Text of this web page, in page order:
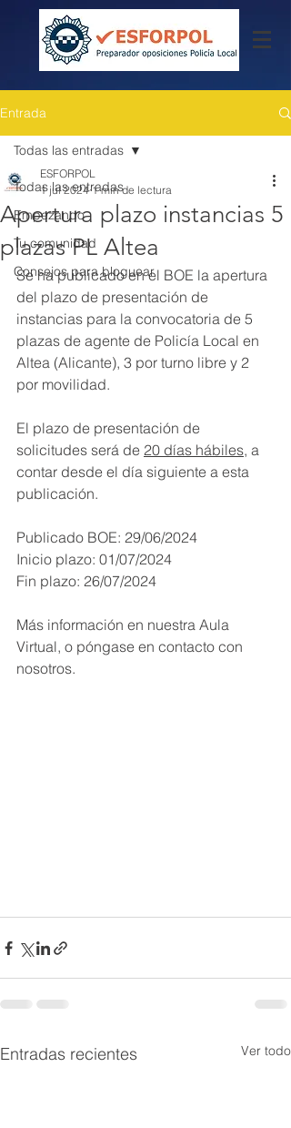
Entrada
Todas las entradas
Empezando
Tu comunidad
Consejos para bloguear
Todas las entradas
Apertura plazo instancias 5
plazas PL Altea
ESFORPOL
1 jul 2024 1 min de lectura
Se ha publicado en el BOE la apertura
del plazo de presentación de
instancias para la convocatoria de 5
plazas de agente de Policía Local en
Altea (Alicante), 3 por turno libre y 2
por movilidad.
El plazo de presentación de
solicitudes será de 20 días hábiles, a
contar desde el día siguiente a esta
publicación.
Publicado BOE: 29/06/2024
Inicio plazo: 01/07/2024
Fin plazo: 26/07/2024
Más información en nuestra Aula
Virtual, o póngase en contacto con
nosotros.
Entradas recientes Ver todo